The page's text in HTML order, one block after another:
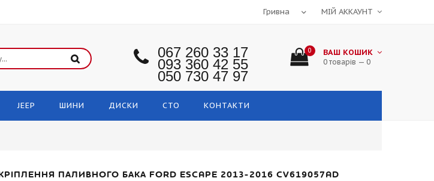
МІЙ АККАУНТ
067 260 33 17
093 360 42 55
050 730 47 97
0 ВАШ КОШИК
0 товарів — 0
JEEP ШИНИ ДИСКИ СТО КОНТАКТИ
ПАЛИВНОГО БАКА FORD ESCAPE 2013-2016 CV619057AD